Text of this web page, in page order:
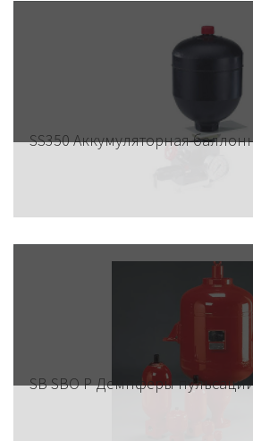
SS350 Аккумуляторная
SB SBO P Демпферы